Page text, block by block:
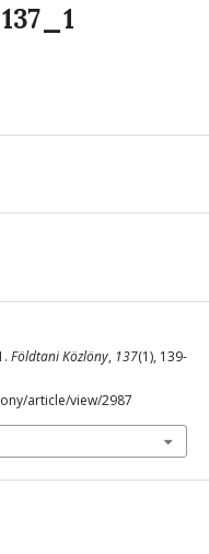
Földtani Közlöny, 137(1), 139-
article/view/2987